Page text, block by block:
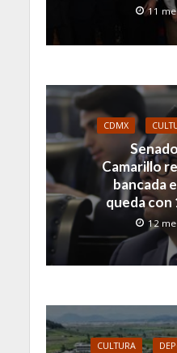
11
CDMX
Camarillo
bancada
queda con
12
CULTURA